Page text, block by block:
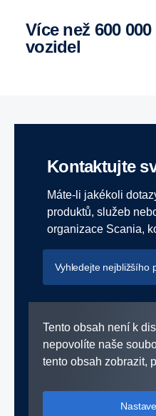
více než 600 000 připojených
vozidel
Kontaktujte
Máte-li jakékoli
produktů, služeb
organizace Scania,
Vyhledejte nejbližšího
Tento obsah není k
nepovolíte naše
tento obsah zobrazit,